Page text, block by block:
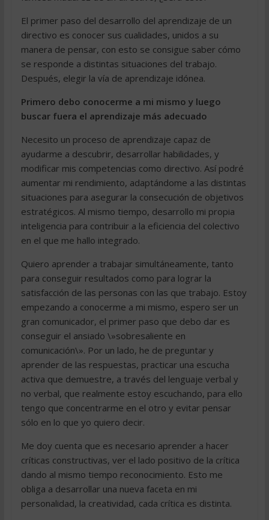
El primer paso del desarrollo del aprendizaje de un
directivo es conocer sus cualidades, unidos a su
manera de pensar, con esto se consigue saber cómo
se responde a distintas situaciones del trabajo.
Después, elegir la vía de aprendizaje idónea.
Primero debo conocerme a mi mismo y luego
buscar fuera el aprendizaje más adecuado
Necesito un proceso de aprendizaje capaz de
ayudarme a descubrir, desarrollar habilidades, y
modificar mis competencias como directivo. Así podré
aumentar mi rendimiento, adaptándome a las distintas
situaciones para asegurar la consecución de objetivos
estratégicos. Al mismo tiempo, desarrollo mi propia
inteligencia para contribuir a la eficiencia del colectivo
en el que me hallo integrado.
Quiero aprender a trabajar simultáneamente, tanto
para conseguir resultados como para lograr la
satisfacción de las personas con las que trabajo. Estoy
empezando a conocerme a mi mismo, espero ser un
gran comunicador, el primer paso que debo dar es
conseguir el ansiado \»sobresaliente en
comunicación\». Por un lado, he de preguntar y
aprender de las respuestas, practicar una escucha
activa que demuestre, a través del lenguaje verbal y
no verbal, que realmente estoy escuchando, para ello
tengo que concentrarme en el otro y evitar pensar
sólo en lo que yo quiero decir.
Me doy cuenta que es necesario aprender a hacer
críticas constructivas, ver el lado positivo de la crítica
dando al mismo tiempo reconocimiento. Esto me
obliga a desarrollar una nueva faceta en mi
personalidad, la creatividad, cada crítica es distinta.